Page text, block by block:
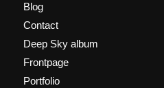
Blog
Contact
Deep Sky album
Frontpage
Portfolio